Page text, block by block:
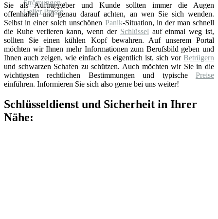
Sie als Auftraggeber und Kunde sollten immer die Augen
offenhalten und genau darauf achten, an wen Sie sich wenden.
Selbst in einer solch unschönen Panik-Situation, in der man schnell
die Ruhe verlieren kann, wenn der Schlüssel auf einmal weg ist,
sollten Sie einen kühlen Kopf bewahren. Auf unserem Portal
möchten wir Ihnen mehr Informationen zum Berufsbild geben und
Ihnen auch zeigen, wie einfach es eigentlich ist, sich vor Betrügern
und schwarzen Schafen zu schützen. Auch möchten wir Sie in die
wichtigsten rechtlichen Bestimmungen und typische Preise
einführen. Informieren Sie sich also gerne bei uns weiter!
Schlüsseldienst und Sicherheit in Ihrer
Nähe: